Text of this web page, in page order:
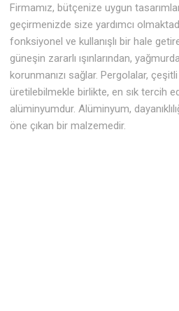
Firmamız, bütçenize uygun
geçirmenizde size yardımcı
fonksiyonel ve kullanışlı bir hale
güneşin zararlı ışınlarından,
korunmanızı sağlar. Pergolalar,
üretilebilmekle birlikte, en sık tercih
alüminyumdur. Alüminyum,
öne çıkan bir malzemedir.